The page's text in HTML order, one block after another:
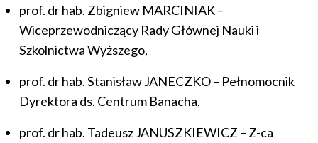
prof. dr hab. Zbigniew MARCINIAK –
Wiceprzewodniczący Rady Głównej Nauki i
Szkolnictwa Wyższego,
prof. dr hab. Stanisław JANECZKO – Pełnomocnik
Dyrektora ds. Centrum Banacha,
prof. dr hab. Tadeusz JANUSZKIEWICZ – Z-ca